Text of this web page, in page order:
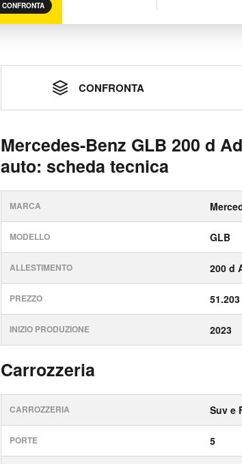
CONFRONTA
CONFRONTA
Mercedes-Benz GLB 200 d
auto: scheda tecnica
MARCA
MODELLO GLB
ALLESTIMENTO 200 d
PREZZO
INIZIO PRODUZIONE 2023
Carrozzeria
CARROZZERIA Suv e
PORTE 5